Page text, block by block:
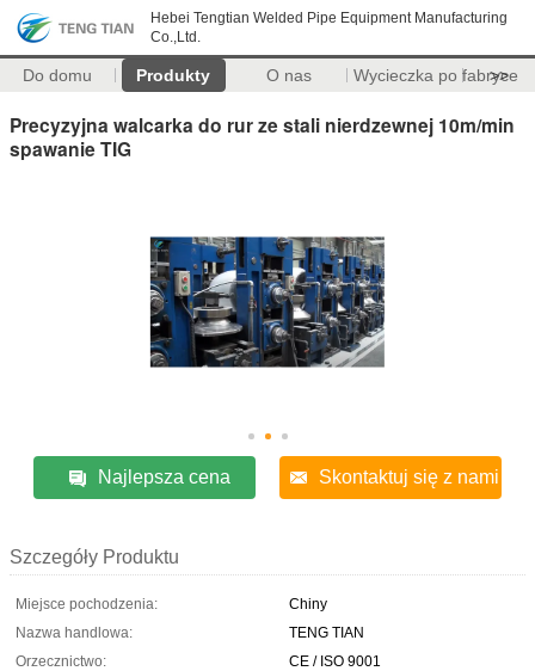
Hebei Tengtian Welded Pipe Equipment Manufacturing
Co.,Ltd.
Do domu Produkty O nas Wycieczka po fabryce
>>
Precyzyjna walcarka do rur ze stali nierdzewnej 10m/min
spawanie TIG
Najlepsza cena Skontaktuj się z nami
Szczegóły Produktu
Miejsce pochodzenia:
Chiny
Nazwa handlowa:
TENG TIAN
Orzecznictwo:
CE / ISO 9001